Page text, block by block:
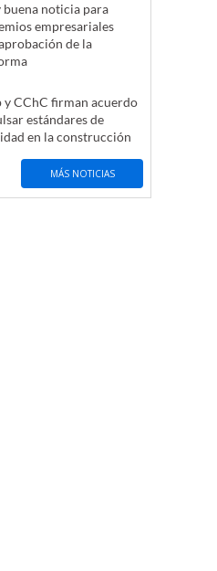
buena noticia para
empresariales
de la
y CChC firman acuerdo
estándares de
en la construcción
MÁS NOTICIAS